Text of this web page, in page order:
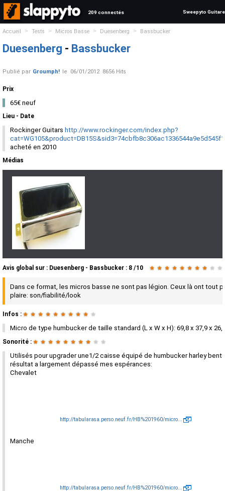
209 connectés Sweepyto Guitare
Accueil > Tests > Micros Basse > Duesenberg > Bassbucker
Duesenberg - Bassbucker
Publié par Groumph! le 06/01/2012 8656 Hits
Prix
65€ neuf
Lieu - Date
Rockinger Guitars http://www.rockinger.com/index.php?
acheté en 2010
Médias
Avis global sur : Duesenberg - Bassbucker : 8 /10 ★ ★ ★ ★ ★ ★ ★ ★ ★ ★
Dans ce format, les micros basse ne sont pas légion. Ceux là ont tout
plaire: son/fiabilité/look
Infos : ★ ★ ★ ★ ★ ★ ★ ★ ★ ★
Micro de type humbucker de taille standard (L x W x H): 69,8 x 37,9 x
Sonorité : ★ ★ ★ ★ ★ ★ ★ ★ ★ ★
Utilisés pour upgrader une1/2 caisse équipé de humbucker harley
résultat a largement dépassé mes espérances:
Chevalet
http://tabularasa.perso.neuf.fr/HB%201960/micro...
Manche
http://tabularasa.perso.neuf.fr/HB%201960/micro...